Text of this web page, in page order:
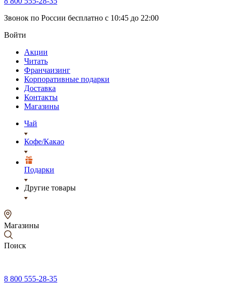
Звонок по России бесплатно c 10:45 до 22:00
Войти
Акции
Читать
Франчаизинг
Корпоративные подарки
Доставка
Контакты
Магазины
Чай
Кофе/Какао
Подарки
Другие товары
Магазины
Поиск
8 800 555-28-35